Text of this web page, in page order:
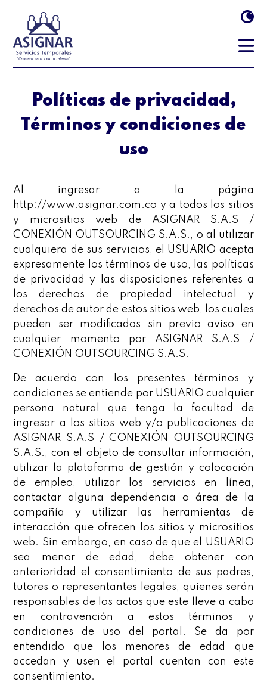
Políticas de privacidad,
Términos y condiciones de
uso
Al ingresar a la página
http://www.asignar.com.co y a todos los sitios
y micrositios web de ASIGNAR S.A.S /
CONEXIÓN OUTSOURCING S.A.S., o al utilizar
cualquiera de sus servicios, el USUARIO acepta
expresamente los términos de uso, las políticas
de privacidad y las disposiciones referentes a
los derechos de propiedad intelectual y
derechos de autor de estos sitios web, los cuales
pueden ser modificados sin previo aviso en
cualquier momento por ASIGNAR S.A.S /
CONEXIÓN OUTSOURCING S.A.S.
De acuerdo con los presentes términos y
condiciones se entiende por USUARIO cualquier
persona natural que tenga la facultad de
ingresar a los sitios web y/o publicaciones de
ASIGNAR S.A.S / CONEXIÓN OUTSOURCING
S.A.S., con el objeto de consultar información,
utilizar la plataforma de gestión y colocación
de empleo, utilizar los servicios en línea,
contactar alguna dependencia o área de la
compañía y utilizar las herramientas de
interacción que ofrecen los sitios y micrositios
web. Sin embargo, en caso de que el USUARIO
sea menor de edad, debe obtener con
anterioridad el consentimiento de sus padres,
tutores o representantes legales, quienes serán
responsables de los actos que este lleve a cabo
en contravención a estos términos y
condiciones de uso del portal. Se da por
entendido que los menores de edad que
accedan y usen el portal cuentan con este
consentimiento.